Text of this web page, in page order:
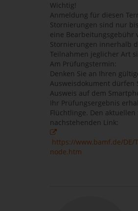
Wichtig!
Anmeldung für diesen
Stornierungen sind nur
eine Bearbeitungsgebühr
Stornierungen innerhalb
Teilnahmen jeglicher Art
Am Prüfungstermin:
Denken Sie an Ihren
Ausweisdokument dürfen
Ausweis auf dem
Ihr Prüfungsergebnis
Flüchtlinge. Den
nachstehenden Link:
https://www.bamf.de/
node.htm